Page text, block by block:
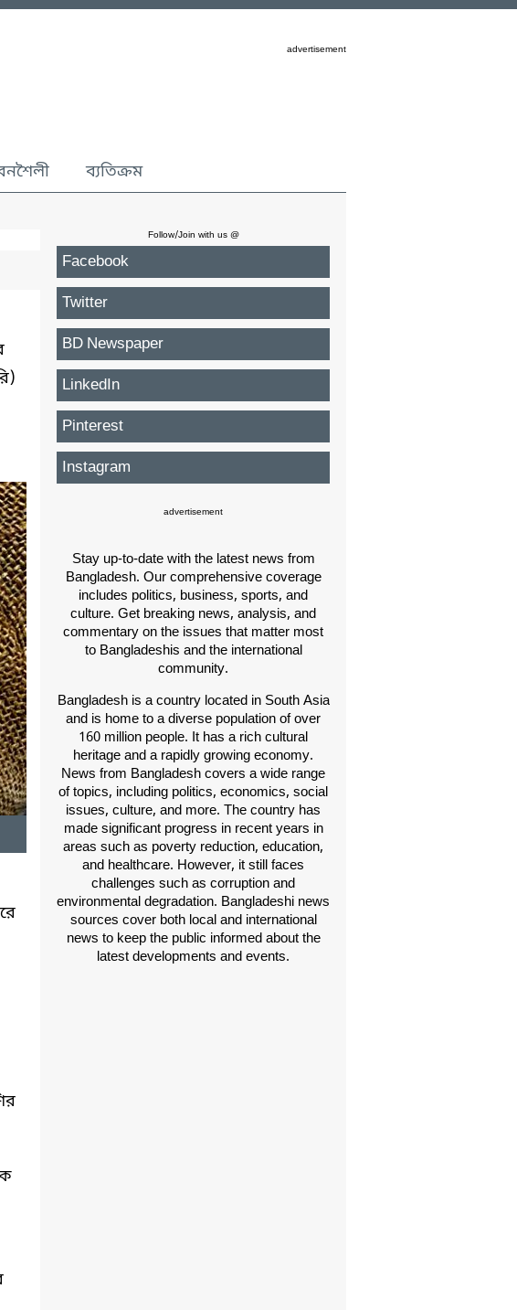
advertisement
ব্যতিক্রম
Follow/Join with us @
Facebook
Twitter
BD Newspaper
LinkedIn
Pinterest
Instagram
advertisement
Stay up-to-date with the latest news from
Bangladesh. Our comprehensive coverage
includes politics, business, sports, and
culture. Get breaking news, analysis, and
commentary on the issues that matter most
to Bangladeshis and the international
community.
Bangladesh is a country located in South Asia
and is home to a diverse population of over
160 million people. It has a rich cultural
heritage and a rapidly growing economy.
News from Bangladesh covers a wide range
of topics, including politics, economics, social
issues, culture, and more. The country has
made significant progress in recent years in
areas such as poverty reduction, education,
and healthcare. However, it still faces
challenges such as corruption and
environmental degradation. Bangladeshi news
sources cover both local and international
news to keep the public informed about the
latest developments and events.